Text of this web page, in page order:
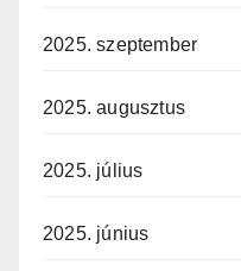
2025. szeptember
2025. augusztus
2025. július
2025. június